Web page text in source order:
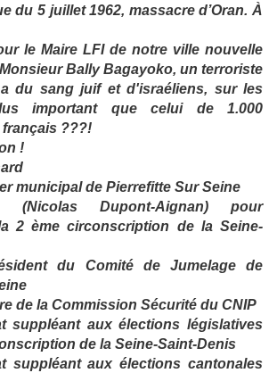
du 5 juillet 1962, massacre d’Oran. À
le Maire LFI de notre ville nouvelle
Bally Bagayoko, un terroriste
du sang juif et d'israéliens, sur les
important que celui de 1.000
???!
!
municipal de Pierrefitte Sur Seine
(Nicolas Dupont-Aignan) pour
2 ème circonscription de la Seine-
du Comité de Jumelage de
de la Commission Sécurité du CNIP
suppléant aux élections législatives
de la Seine-Saint-Denis
suppléant aux élections cantonales